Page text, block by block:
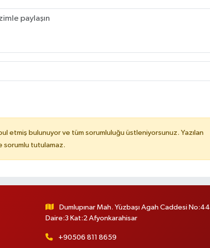
etmiş bulunuyor ve tüm sorumluluğu üstleniyorsunuz. Yazılan
sorumlu tutulamaz.
Dumlupınar Mah. Yüzbaşı Agah Caddesi No:44
Daire:3 Kat:2 Afyonkarahisar
+90506 811 8659